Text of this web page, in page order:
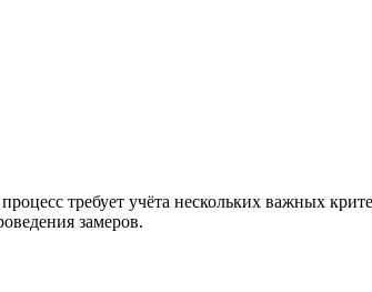
требует учёта нескольких важных
замеров.